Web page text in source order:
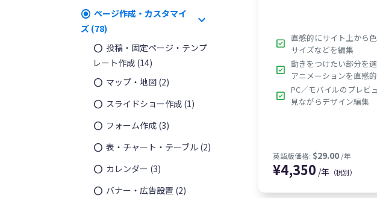
ページ作成・カスタマイ
ズ (78) expand_more
投稿・固定ページ・テンプ
レート作成 (14)
マップ・地図 (2)
スライドショー作成 (1)
フォーム作成 (3)
表・チャート・テーブル (2)
カレンダー (3)
バナー・広告設置 (2)
check_box 直感的にサイト上から
サイズなどを編集
check_box 動きをつけたい部分を選
アニメーションを直感
check_box PC／モバイルのプレビ
見ながらデザイン編集
/年（税別）